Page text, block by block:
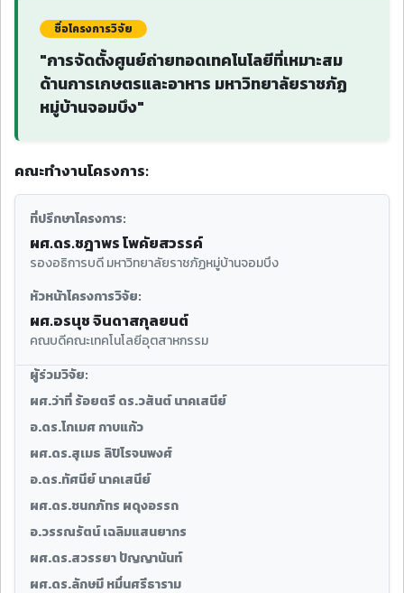
ชื่อโครงการวิจัย
"การจัดตั้งศูนย์ถ่ายทอดเทคโนโลยีที่เหมาะสม
ด้านการเกษตรและอาหาร มหาวิทยาลัยราชภัฏ
หมู่บ้านจอมบึง"
คณะทำงานโครงการ:
ที่ปรึกษาโครงการ:
ผศ.ดร.ชฎาพร โพคัยสวรรค์
รองอธิการบดี มหาวิทยาลัยราชภัฏหมู่บ้านจอมบึง
หัวหน้าโครงการวิจัย:
ผศ.อรนุช จินดาสกุลยนต์
คณบดีคณะเทคโนโลยีอุตสาหกรรม
ผู้ร่วมวิจัย:
ผศ.ว่าที่ ร้อยตรี ดร.วสันต์ นาคเสนีย์
อ.ดร.โกเมศ กาบแก้ว
ผศ.ดร.สุเมธ ลิปิโรจนพงศ์
อ.ดร.ทัศนีย์ นาคเสนีย์
ผศ.ดร.ชนกภัทร ผดุงอรรถ
อ.วรรณรัตน์ เฉลิมแสนยากร
ผศ.ดร.สวรรยา ปัญญานันท์
ผศ.ดร.ลักษมี หมื่นศรีธาราม